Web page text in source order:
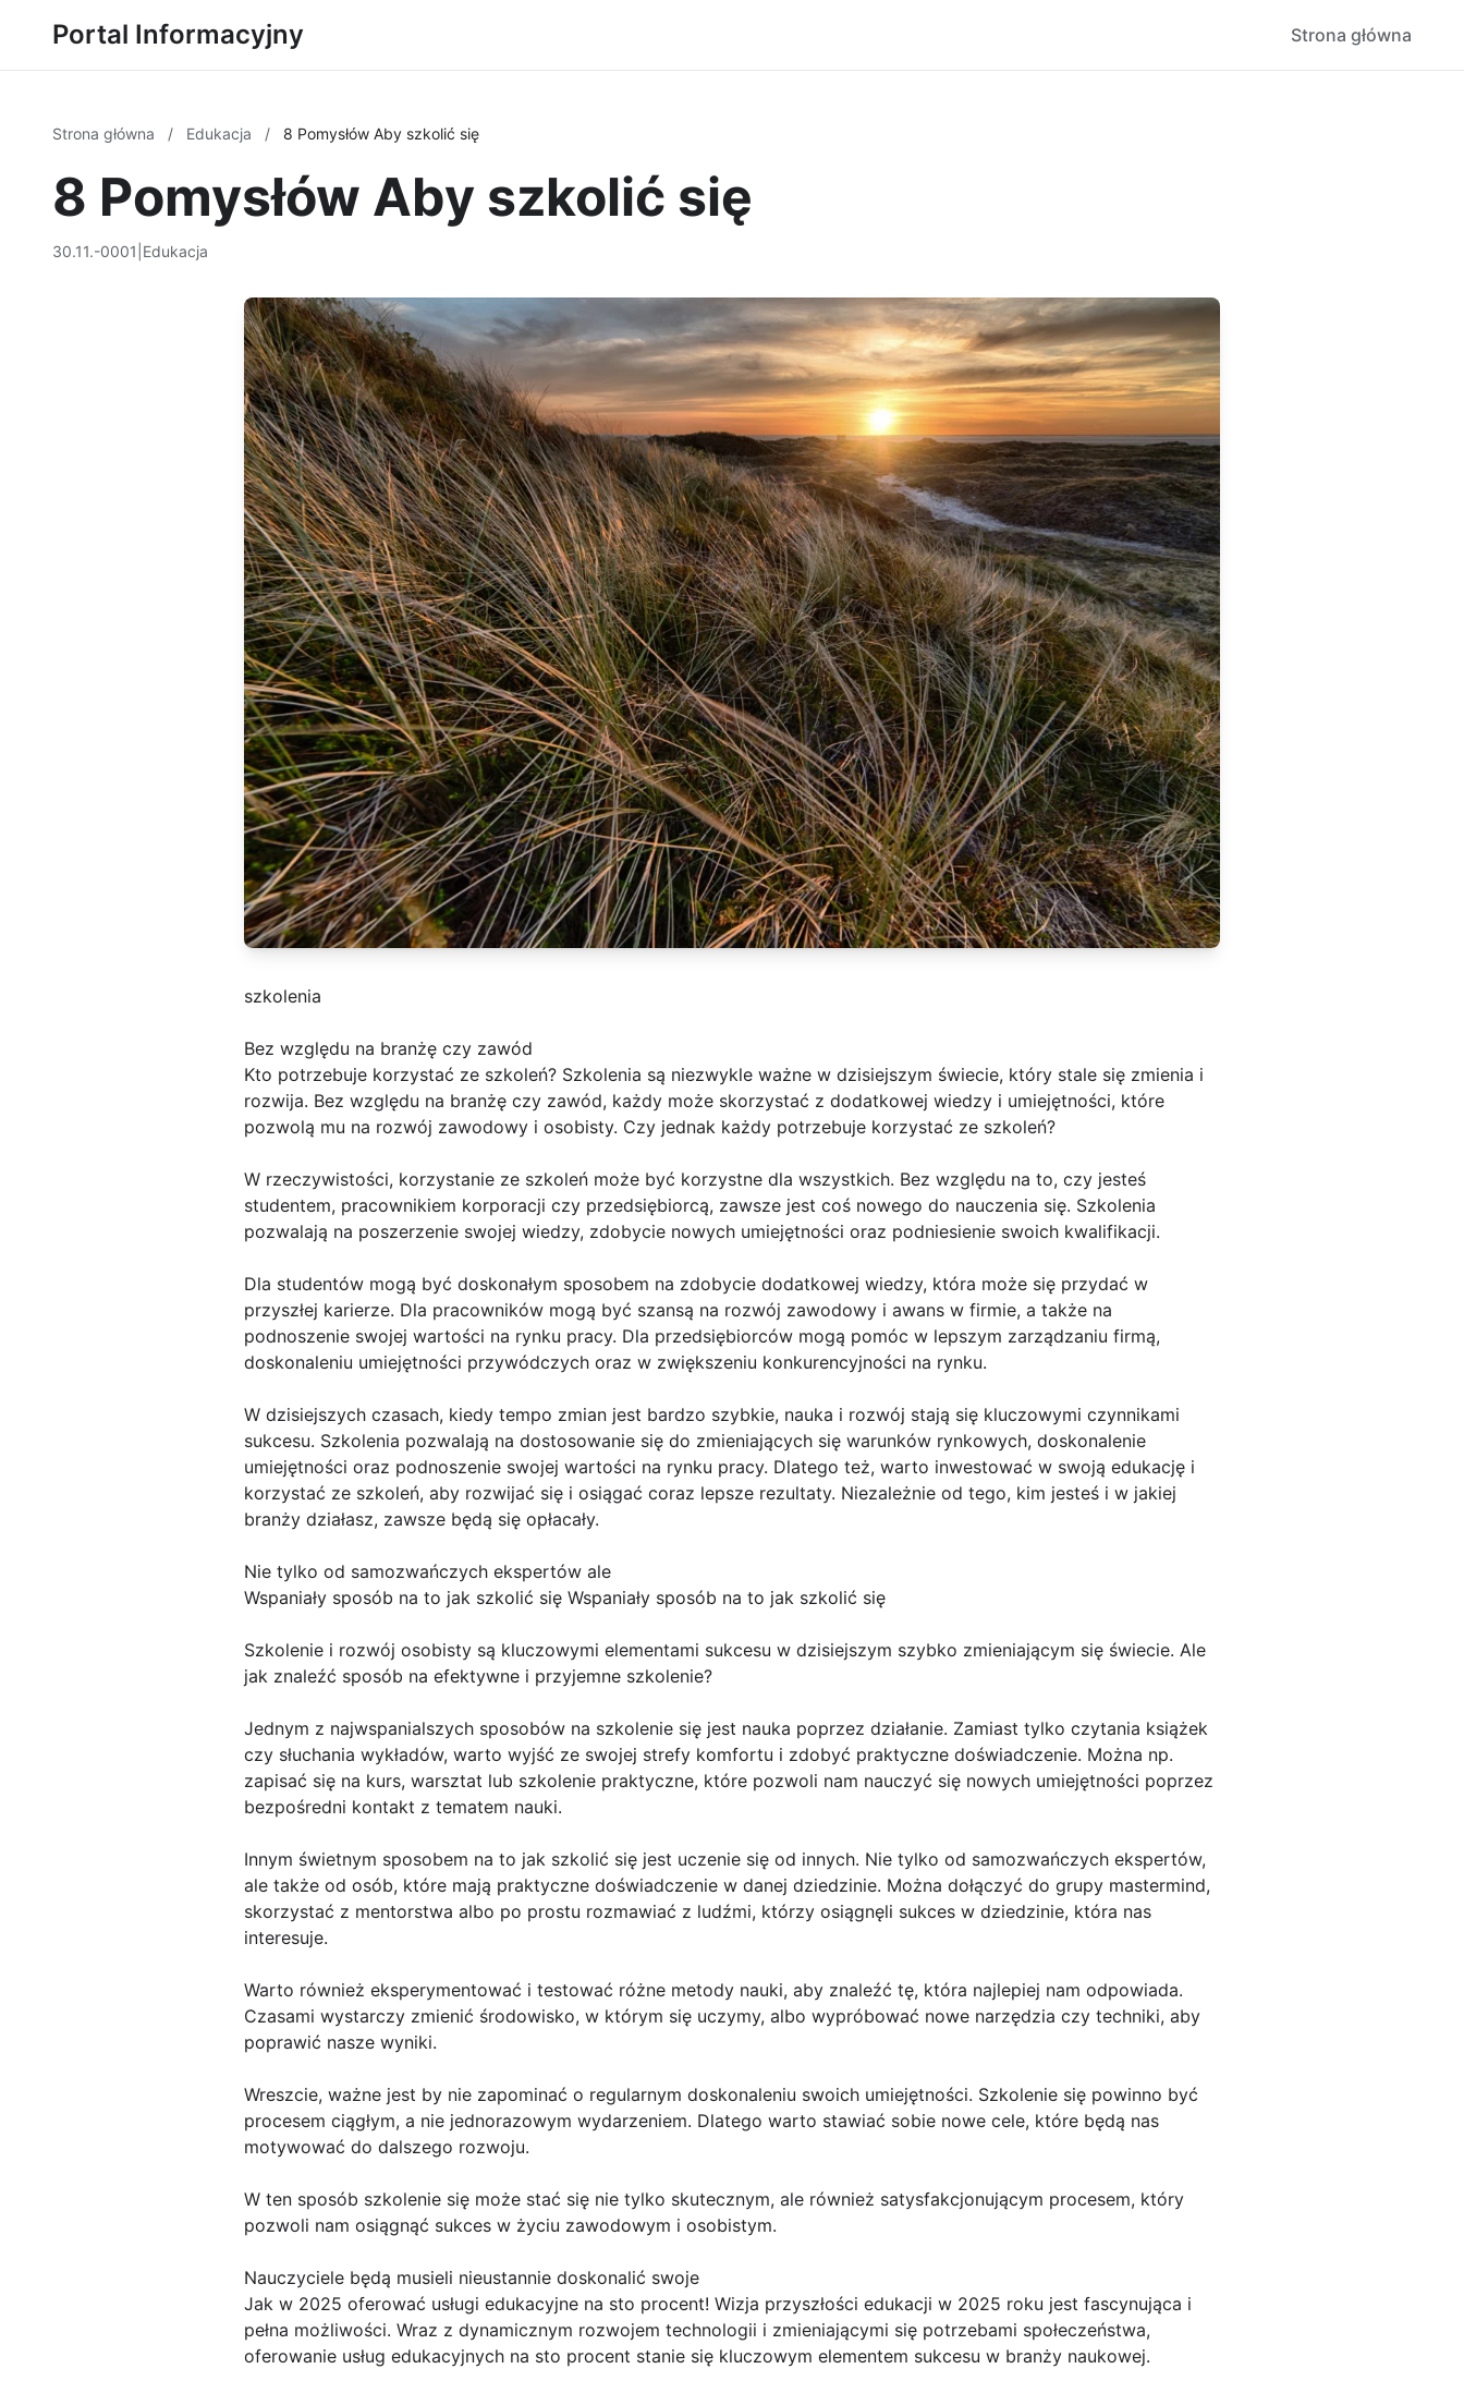
Portal Informacyjny Strona główna
Strona główna / Edukacja / 8 Pomysłów Aby szkolić się
8 Pomysłów Aby szkolić się
30.11.-0001 Edukacja
szkolenia
Bez względu na branżę czy zawód
Kto potrzebuje korzystać ze szkoleń? Szkolenia są niezwykle ważne w dzisiejszym świecie, który stale się zmienia i
rozwija. Bez względu na branżę czy zawód, każdy może skorzystać z dodatkowej wiedzy i umiejętności, które
pozwolą mu na rozwój zawodowy i osobisty. Czy jednak każdy potrzebuje korzystać ze szkoleń?
W rzeczywistości, korzystanie ze szkoleń może być korzystne dla wszystkich. Bez względu na to, czy jesteś
studentem, pracownikiem korporacji czy przedsiębiorcą, zawsze jest coś nowego do nauczenia się. Szkolenia
pozwalają na poszerzenie swojej wiedzy, zdobycie nowych umiejętności oraz podniesienie swoich kwalifikacji.
Dla studentów mogą być doskonałym sposobem na zdobycie dodatkowej wiedzy, która może się przydać w
przyszłej karierze. Dla pracowników mogą być szansą na rozwój zawodowy i awans w firmie, a także na
podnoszenie swojej wartości na rynku pracy. Dla przedsiębiorców mogą pomóc w lepszym zarządzaniu firmą,
doskonaleniu umiejętności przywódczych oraz w zwiększeniu konkurencyjności na rynku.
W dzisiejszych czasach, kiedy tempo zmian jest bardzo szybkie, nauka i rozwój stają się kluczowymi czynnikami
sukcesu. Szkolenia pozwalają na dostosowanie się do zmieniających się warunków rynkowych, doskonalenie
umiejętności oraz podnoszenie swojej wartości na rynku pracy. Dlatego też, warto inwestować w swoją edukację i
korzystać ze szkoleń, aby rozwijać się i osiągać coraz lepsze rezultaty. Niezależnie od tego, kim jesteś i w jakiej
branży działasz, zawsze będą się opłacały.
Nie tylko od samozwańczych ekspertów ale
Wspaniały sposób na to jak szkolić się Wspaniały sposób na to jak szkolić się
Szkolenie i rozwój osobisty są kluczowymi elementami sukcesu w dzisiejszym szybko zmieniającym się świecie. Ale
jak znaleźć sposób na efektywne i przyjemne szkolenie?
Jednym z najwspanialszych sposobów na szkolenie się jest nauka poprzez działanie. Zamiast tylko czytania książek
czy słuchania wykładów, warto wyjść ze swojej strefy komfortu i zdobyć praktyczne doświadczenie. Można np.
zapisać się na kurs, warsztat lub szkolenie praktyczne, które pozwoli nam nauczyć się nowych umiejętności poprzez
bezpośredni kontakt z tematem nauki.
Innym świetnym sposobem na to jak szkolić się jest uczenie się od innych. Nie tylko od samozwańczych ekspertów,
ale także od osób, które mają praktyczne doświadczenie w danej dziedzinie. Można dołączyć do grupy mastermind,
skorzystać z mentorstwa albo po prostu rozmawiać z ludźmi, którzy osiągnęli sukces w dziedzinie, która nas
interesuje.
Warto również eksperymentować i testować różne metody nauki, aby znaleźć tę, która najlepiej nam odpowiada.
Czasami wystarczy zmienić środowisko, w którym się uczymy, albo wypróbować nowe narzędzia czy techniki, aby
poprawić nasze wyniki.
Wreszcie, ważne jest by nie zapominać o regularnym doskonaleniu swoich umiejętności. Szkolenie się powinno być
procesem ciągłym, a nie jednorazowym wydarzeniem. Dlatego warto stawiać sobie nowe cele, które będą nas
motywować do dalszego rozwoju.
W ten sposób szkolenie się może stać się nie tylko skutecznym, ale również satysfakcjonującym procesem, który
pozwoli nam osiągnąć sukces w życiu zawodowym i osobistym.
Nauczyciele będą musieli nieustannie doskonalić swoje
Jak w 2025 oferować usługi edukacyjne na sto procent! Wizja przyszłości edukacji w 2025 roku jest fascynująca i
pełna możliwości. Wraz z dynamicznym rozwojem technologii i zmieniającymi się potrzebami społeczeństwa,
oferowanie usług edukacyjnych na sto procent stanie się kluczowym elementem sukcesu w branży naukowej.